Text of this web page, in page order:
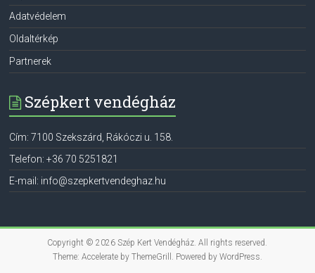
Adatvédelem
Oldaltérkép
Partnerek
Szépkert vendégház
Cím: 7100 Szekszárd Rákóczi u. 158.
Telefon:+36 70 5251821
E-mail: info@szepkertvendeghaz.hu
Copyright © 2026Szép Kert Vendégház. All rights reserved.
Theme: Accelerateby ThemeGrill. Powered by WordPress.